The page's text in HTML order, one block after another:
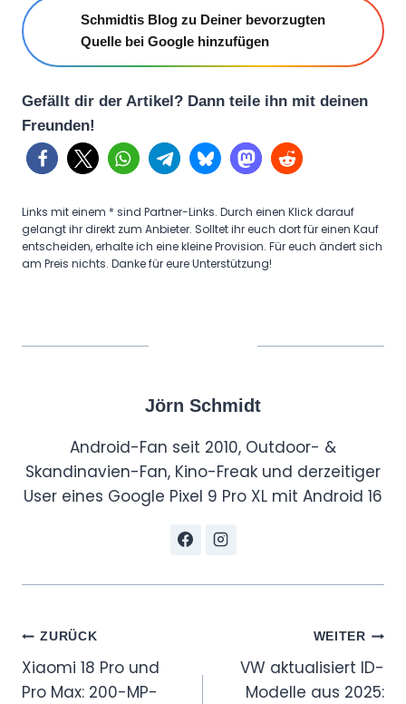
Schmidtis Blog zu Deiner bevorzugten
Quelle bei Google hinzufügen
Gefällt dir der Artikel? Dann teile ihn mit deinen
Freunden!
Links mit einem * sind Partner-Links. Durch einen Klick darauf
gelangt ihr direkt zum Anbieter. Solltet ihr euch dort für einen Kauf
entscheiden, erhalte ich eine kleine Provision. Für euch ändert sich
am Preis nichts. Danke für eure Unterstützung!
Jörn Schmidt
Android-Fan seit 2010, Outdoor- &
Skandinavien-Fan, Kino-Freak und derzeitiger
User eines Google Pixel 9 Pro XL mit Android 16
Beitragsnavigation
ZURÜCK
Xiaomi 18 Pro und
Pro Max: 200-MP-
WEITER
VW aktualisiert ID-
Modelle aus 2025: